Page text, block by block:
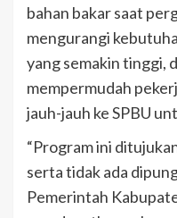
bahan bakar saat
mengurangi
yang semakin tinggi,
mempermudah
jauh-jauh ke SPBU
“Program ini
serta tidak ada
Pemerintah